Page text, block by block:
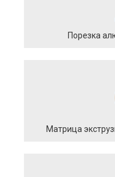
Порезка
Матрица